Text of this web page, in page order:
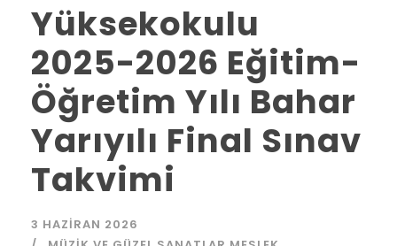
Yüksekokulu
2025-2026 Eğitim-
Öğretim Yılı Bahar
Yarıyılı Final Sınav
Takvimi
3 HAZIRAN 2026